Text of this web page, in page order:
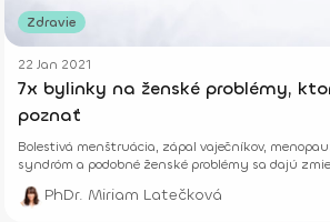
Zdravie
22 Jan 2021
7x bylinky na ženské problémy,
poznať
Bolestivá menštruácia, zápal vaječníkov,
syndróm a podobné ženské problémy sa dajú
PhDr. Miriam Latečková